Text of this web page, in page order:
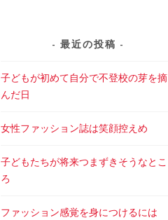
最近の投稿
子どもが初めて自分で不登校の芽を摘
んだ日
女性ファッション誌は笑顔控えめ
子どもたちが将来つまずきそうなとこ
ろ
ファッション感覚を身につけるには